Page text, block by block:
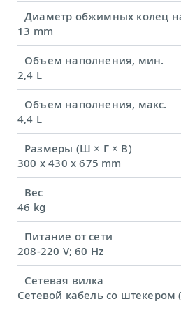
Диаметр обжимных колец
13 mm
Объем наполнения, мин.
2,4 L
Объем наполнения, макс.
4,4 L
Размеры (Ш × Г × В)
300 x 430 x 675 mm
Вес
46 kg
Питание от сети
208-220 V; 60 Hz
Сетевая вилка
Сетевой кабель со штекером